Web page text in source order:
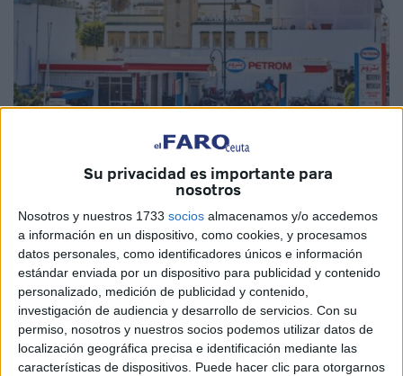
Su privacidad es importante para
nosotros
Nosotros y nuestros 1733 socios almacenamos y/o accedemos
a información en un dispositivo, como cookies, y procesamos
datos personales, como identificadores únicos e información
estándar enviada por un dispositivo para publicidad y contenido
personalizado, medición de publicidad y contenido,
investigación de audiencia y desarrollo de servicios. Con su
permiso, nosotros y nuestros socios podemos utilizar datos de
localización geográfica precisa e identificación mediante las
características de dispositivos. Puede hacer clic para otorgarnos
Foto: EFE / Archivo
ElMinisterio de Habices y Asuntos Islámicosha
destacado los importantes avances en lasituación
económica y social de los inspectores demezquitas
En una reciente respuesta parlamentaria, se ha detallado
cómo este colectivo se ha visto beneficiado por una serie